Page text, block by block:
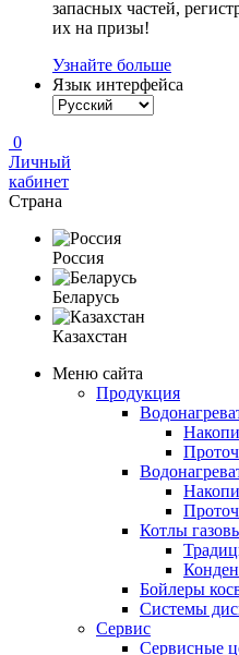
запасных частей,
их на призы!
Узнайте больше
Язык интерфейса
0
Личный
кабинет
Страна
Россия
Беларусь
Казахстан
Меню сайта
Продукция
Котлы
Бойлеры
Системы
Сервис
Сервисные